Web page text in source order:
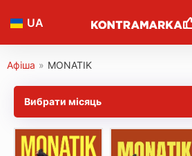
UA
Афіша » MONATIK
Вибрати місяць